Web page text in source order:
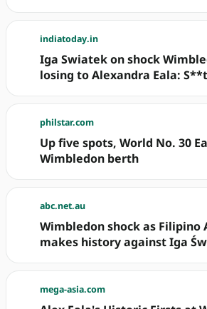
indiatoday.in
Iga Swiatek on shock
losing to Alexandra Eala:
philstar.com
Up five spots, World No. 30
Wimbledon berth
abc.net.au
Wimbledon shock as Filipino
makes history against Iga
mega-asia.com